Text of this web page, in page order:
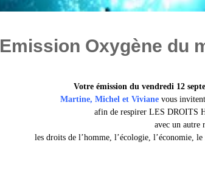
Emission Oxygène du
Votre émission du vendredi 12
Martine, Michel et Viviane vous
afin de respirer LES DROITS
avec un autre
les droits de l’homme, l’écologie, l’économie,